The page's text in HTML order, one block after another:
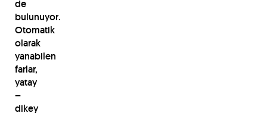
de
bulunuyor.
Otomatik
olarak
yanabilen
farlar,
yatay
–
dikey